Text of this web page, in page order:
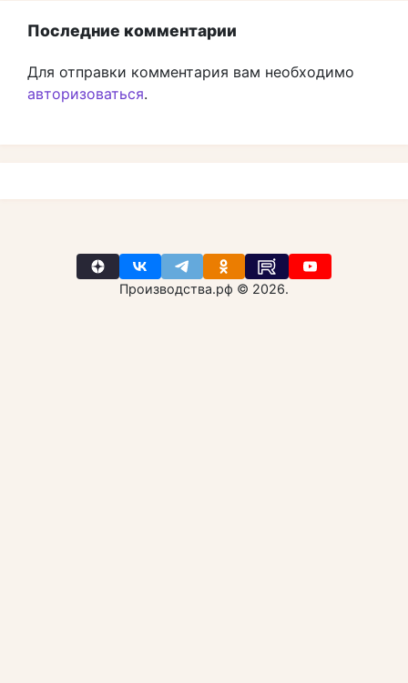
Последние комментарии
Для отправки комментария вам необходимо
авторизоваться.
Производства.рф © 2026.